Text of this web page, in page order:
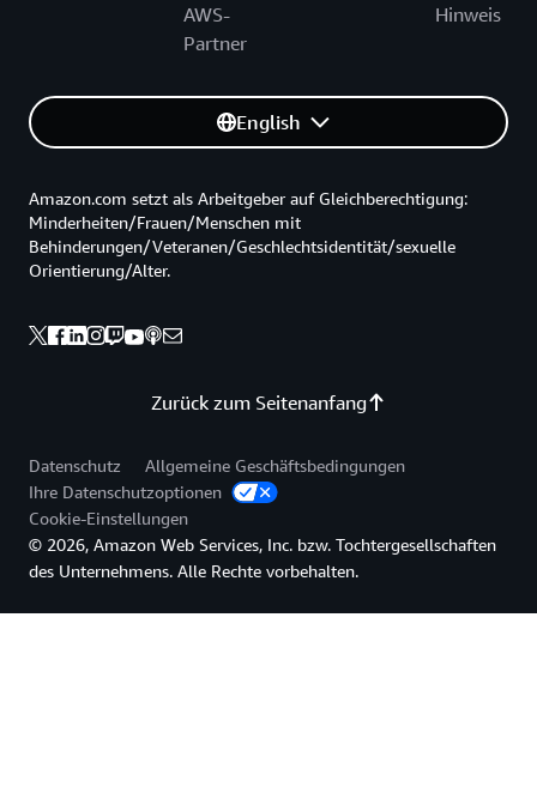
AWS-
Partner
Hinweis
English
Zurück zum Seitenanfang
Amazon.com setzt als Arbeitgeber auf Gleichberechtigung:
Minderheiten/Frauen/Menschen mit
Behinderungen/Veteranen/Geschlechtsidentität/sexuelle
Orientierung/Alter.
Datenschutz
Allgemeine Geschäftsbedingungen
Ihre Datenschutzoptionen
Cookie-Einstellungen
© 2026, Amazon Web Services, Inc. bzw. Tochtergesellschaften
des Unternehmens. Alle Rechte vorbehalten.